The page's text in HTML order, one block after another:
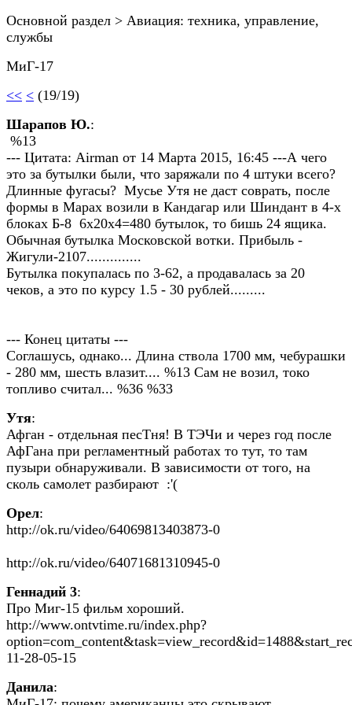
Основной раздел > Авиация: техника, управление,
службы
МиГ-17
<< < (19/19)
Шарапов Ю.:
%13
--- Цитата: Airman от 14 Марта 2015, 16:45 ---А чего
это за бутылки были, что заряжали по 4 штуки всего?
Длинные фугасы? Мусье Утя не даст соврать, после
формы в Марах возили в Кандагар или Шиндант в 4-х
блоках Б-8 6х20х4=480 бутылок, то бишь 24 ящика.
Обычная бутылка Московской вотки. Прибыль -
Жигули-2107..............
Бутылка покупалась по 3-62, а продавалась за 20
чеков, а это по курсу 1.5 - 30 рублей.........
--- Конец цитаты ---
Соглашусь, однако... Длина ствола 1700 мм, чебурашки
- 280 мм, шесть влазит.... %13 Сам не возил, токо
топливо считал... %36 %33
Утя:
Афган - отдельная песТня! В ТЭЧи и через год после
АфГана при регламентный работах то тут, то там
пузыри обнаруживали. В зависимости от того, на
сколь самолет разбирают :'(
Орел:
http://ok.ru/video/64069813403873-0
http://ok.ru/video/64071681310945-0
Геннадий 3:
Про Миг-15 фильм хороший.
http://www.ontvtime.ru/index.php?
11-28-05-15
Данила: